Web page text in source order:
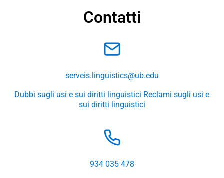
Contatti
serveis.linguistics@ub.edu
Dubbi sugli usi e sui diritti linguistici Reclami sugli usi e
sui diritti linguistici
934 035 478